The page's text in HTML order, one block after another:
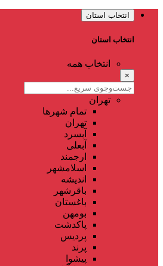
انتخاب استان
انتخاب استان
انتخاب همه
×
تهران
تمام شهر‌ها
تهران
آبسرد
آبعلی
ارجمند
اسلامشهر
اندیشه
باقرشهر
باغستان
بومهن
پاکدشت
پردیس
پرند
پیشوا